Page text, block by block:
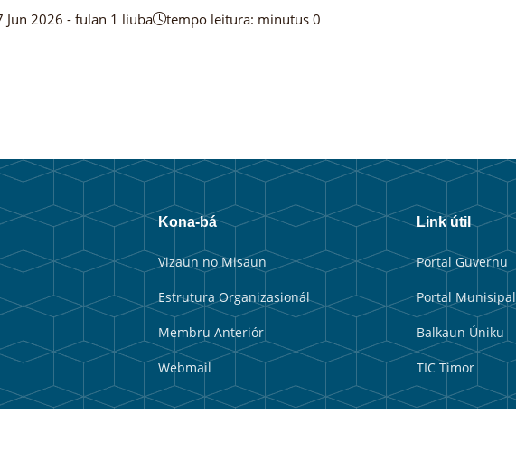
Jun 2026 - fulan 1 liuba tempo leitura: minutus 0
Kona-bá
Vizaun no Misaun
Estrutura Organizasionál
Membru Anteriór
Webmail
Link útil
Portal Guvernu
Portal Munisipal
Balkaun Úniku
TIC Timor